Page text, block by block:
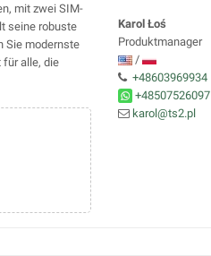
mit zwei SIM-
seine robuste
Sie modernste
für alle, die
Karol Łoś
Produktmanager
/
+48603969934
+48507526097
karol@ts2.pl